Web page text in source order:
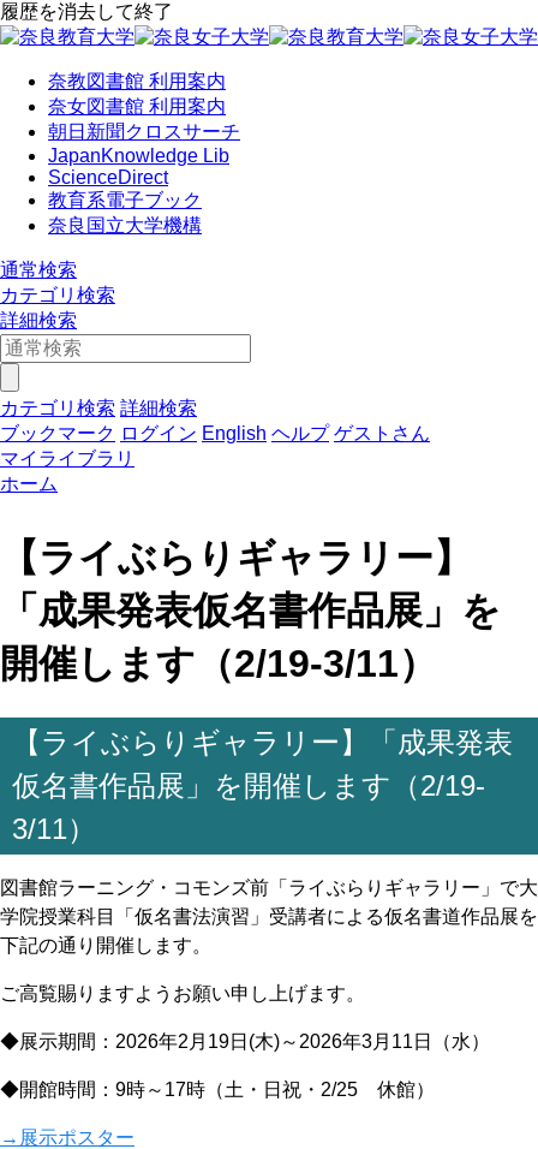
履歴を消去して終了
奈教図書館 利用案内
奈女図書館 利用案内
朝日新聞クロスサーチ
JapanKnowledge Lib
ScienceDirect
教育系電子ブック
奈良国立大学機構
通常検索
カテゴリ検索
詳細検索
カテゴリ検索 詳細検索
ブックマーク ログイン English ヘルプ ゲストさん
マイライブラリ
ホーム
【ライぶらりギャラリー】
「成果発表仮名書作品展」を
開催します（2/19-3/11）
【ライぶらりギャラリー】「成果発表
仮名書作品展」を開催します（2/19-
3/11）
図書館ラーニング・コモンズ前「ライぶらりギャラリー」で大
学院授業科目「仮名書法演習」受講者による仮名書道作品展を
下記の通り開催します。
ご高覧賜りますようお願い申し上げます。
◆展示期間：2026年2月19日(木)～2026年3月11日（水）
◆開館時間：9時～17時（土・日祝・2/25 休館）
→展示ポスター